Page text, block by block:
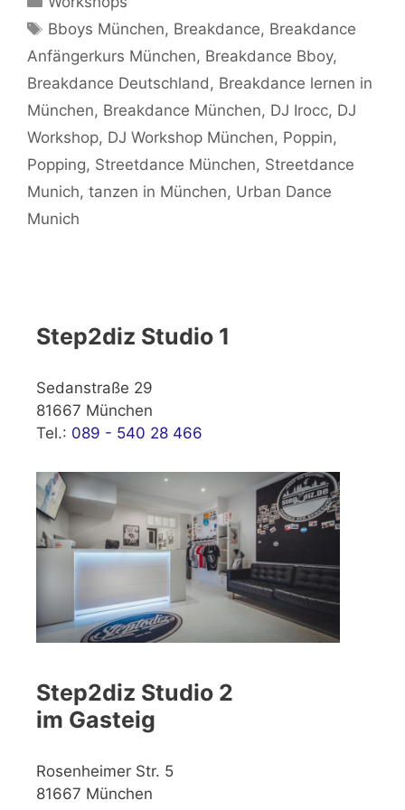
Schlagwörter
Bboys München, Breakdance, Breakdance
Anfängerkurs München, Breakdance Bboy,
Breakdance Deutschland, Breakdance lernen in
München, Breakdance München, DJ Irocc, DJ
Workshop, DJ Workshop München, Poppin,
Popping, Streetdance München, Streetdance
Munich, tanzen in München, Urban Dance
Munich
Step2diz Studio 1
Sedanstraße 29
81667 München
Tel.: 089 - 540 28 466
Step2diz Studio 2
im Gasteig
Rosenheimer Str. 5
81667 München